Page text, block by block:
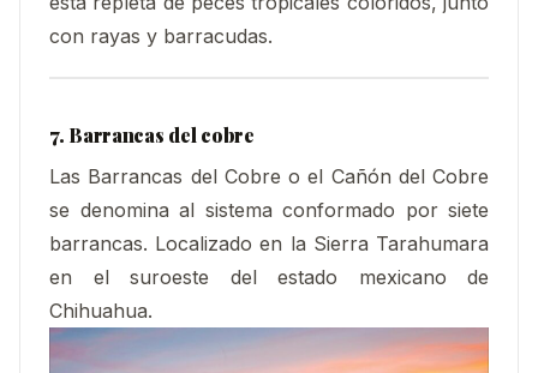
con rayas y barracudas.
7. Barrancas del cobre
Las Barrancas del Cobre o el Cañón del Cobre
se denomina al sistema conformado por siete
barrancas. Localizado en la Sierra Tarahumara
en el suroeste del estado mexicano de
Chihuahua.